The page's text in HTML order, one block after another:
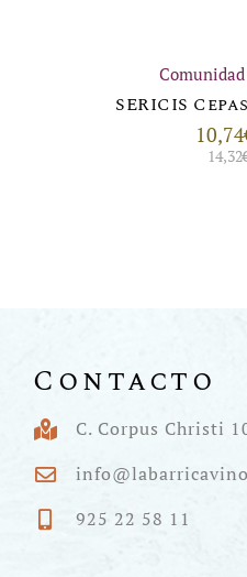
SERICIS
10,74
14,32
Contacto
C. Corpus Christi
925 22 58 11